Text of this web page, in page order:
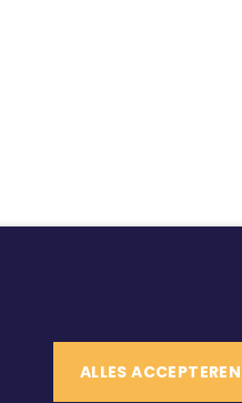
ALLES ACCEPTEREN